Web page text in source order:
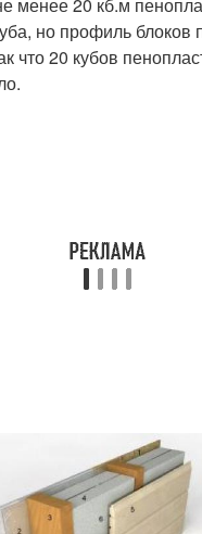
но профиль блоков
что 20 кубов